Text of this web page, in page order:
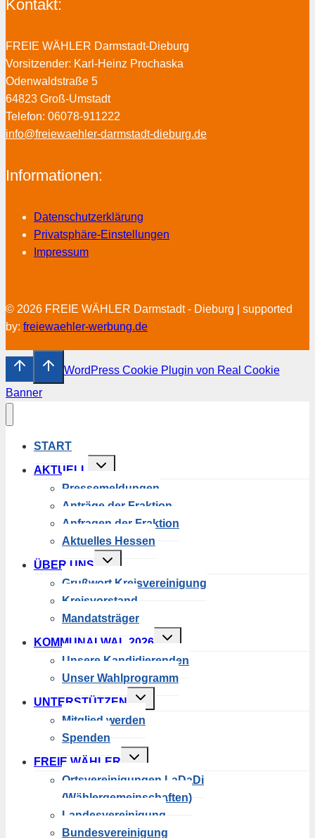
Kontakt:
FREIE WÄHLER Darmstadt-Dieburg
Vorsitzender: Karl-Heinz Prochaska
Odenwaldstraße 5
64823 Groß-Umstadt
Telefon: 06078-911222
info@freiewaehler-darmstadt-dieburg.de
Informationen:
Datenschutzerklärung
Privatsphäre-Einstellungen
Impressum
© 2026 FREIE WÄHLER Darmstadt - Dieburg | supported
by: freiewaehler-werbung.de
WordPress Cookie Plugin von Real Cookie
Banner
START
AKTUELL
Untermenü
umschalten
Pressemeldungen
Anträge der Fraktion
Anfragen der Fraktion
Aktuelles Hessen
ÜBER UNS
Untermenü
umschalten
Grußwort Kreisvereinigung
Kreisvorstand
Mandatsträger
KOMMUNALWAL 2026
Untermenü
umschalten
Unsere Kandidierenden
Unser Wahlprogramm
UNTERSTÜTZEN
Untermenü
umschalten
Mitglied werden
Spenden
FREIE WÄHLER
Untermenü
umschalten
Ortsvereinigungen LaDaDi
(Wählergemeinschaften)
Landesvereinigung
Bundesvereinigung